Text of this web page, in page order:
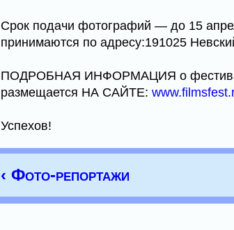
Срок подачи фотографий — до 15
принимаются по адресу:191025
ПОДРОБНАЯ ИНФОРМАЦИЯ о
размещается НА САЙТЕ:
Успехов!
‹ Фото-репортажи